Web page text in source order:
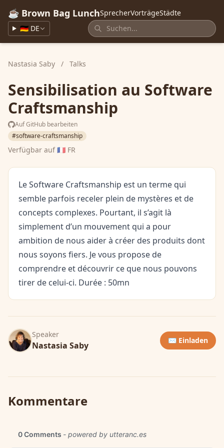
☕ Brown Bag LunchSprecherVorträgeStädte
🇩🇪 DE
Nastasia Saby / Talks
Sensibilisation au Software
Craftsmanship
Auf GitHub bearbeiten
#software-craftsmanship
Verfügbar auf🇫🇷 FR
Le Software Craftsmanship est un terme qui
semble parfois receler plein de mystères et de
concepts complexes. Pourtant, il s’agit là
simplement d’un mouvement qui a pour
ambition de nous aider à créer des produits dont
nous soyons fiers. Je vous propose de
comprendre et découvrir ce que nous pouvons
tirer de celui-ci. Durée : 50mn
Speaker
Nastasia Saby ✉️ Einladen
Kommentare